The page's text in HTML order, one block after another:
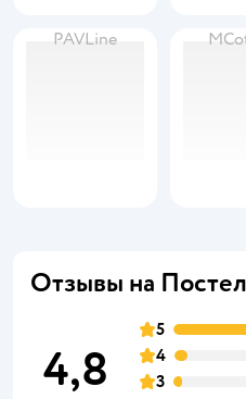
PAVLine
Отзывы на
4,8
5
4
3